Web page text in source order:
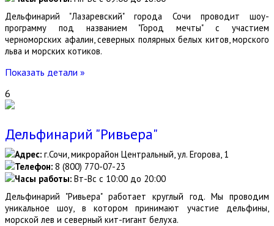
Дельфинарий "Лазаревский" города Сочи проводит шоу-
программу под названием "Город мечты" с участием
черноморских афалин, северных полярных белых китов, морского
льва и морских котиков.
Показать детали »
6
Дельфинарий "Ривьера"
Адрес: г.Сочи, микрорайон Центральный, ул. Егорова, 1
Телефон: 8 (800) 770-07-23
Часы работы: Вт-Вс с 10:00 до 20:00
Дельфинарий "Ривьера" работает круглый год. Мы проводим
уникальное шоу, в котором принимают участие дельфины,
морской лев и северный кит-гигант белуха.